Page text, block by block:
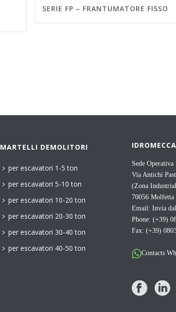
SERIE FP – FRANTUMATORE FISSO
MARTELLI DEMOLITORI
per escavatori 1-5 ton
per escavatori 5-10 ton
per escavatori 10-20 ton
per escavatori 20-30 ton
per escavatori 30-40 ton
per escavatori 40-50 ton
Sede Operativa
Via Antichi
(Zona
70056
Email: Invia
Phone: (+39)
Fax: (+39)
Contacts